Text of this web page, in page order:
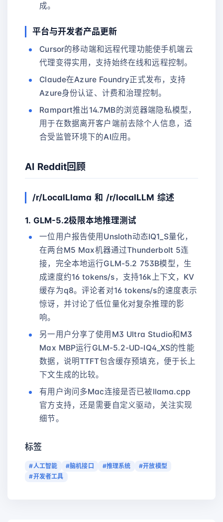
成。
平台与开发者产品更新
Cursor的移动端和远程代理功能使手机端云
代理变得实用，支持始终在线和远程控制。
Claude在Azure Foundry正式发布，支持
Azure身份认证、计费和治理控制。
Rampart推出14.7MB的浏览器端隐私模型，
用于在数据离开客户端前去除个人信息，适
合受监管环境下的AI应用。
AI Reddit回顾
/r/LocalLlama 和 /r/localLLM 综述
1. GLM-5.2极限本地推理测试
一位用户报告使用Unsloth动态IQ1_S量化，
在两台M5 Max机器通过Thunderbolt 5连
接，完全本地运行GLM-5.2 753B模型，生
成速度约16 tokens/s，支持16k上下文，KV
缓存为q8。评论者对16 tokens/s的速度表示
惊讶，并讨论了低位量化对复杂推理的影
响。
另一用户分享了使用M3 Ultra Studio和M3
Max MBP运行GLM-5.2-UD-IQ4_XS的性能
数据，说明TTFT包含缓存预填充，便于长上
下文生成的比较。
有用户询问多Mac连接是否已被llama.cpp
官方支持，还是需要自定义驱动，关注实现
细节。
标签
#人工智能 #脑机接口 #推理系统
#开放模型
#开发者工具